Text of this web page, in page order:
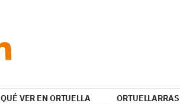
QUÉ VER EN ORTUELLA ORTUELLARRAS